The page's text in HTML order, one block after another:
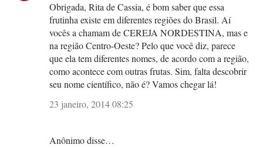
Obrigada, Rita de Cassia, é bom saber que essa
frutinha existe em diferentes regiões do Brasil. Aí
vocês a chamam de CEREJA NORDESTINA, mas e
na região Centro-Oeste? Pelo que você diz, parece
que ela tem diferentes nomes, de acordo com a região,
como acontece com outras frutas. Sim, falta descobrir
seu nome científico, não é? Vamos chegar lá!
23 janeiro, 2014 08:25
Anônimo disse…